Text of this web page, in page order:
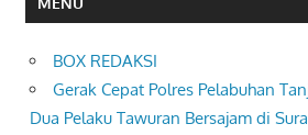
BOX REDAKSI
Gerak Cepat Polres Pelabuhan
Dua Pelaku Tawuran Bersajam di